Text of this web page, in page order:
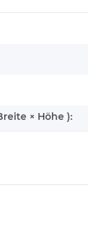
× Höhe ):